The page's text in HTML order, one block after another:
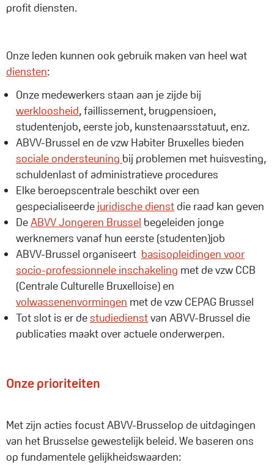
profit diensten.
Onze leden kunnen ook gebruik maken van heel wat
diensten:
Onze medewerkers staan aan je zijde bij
werkloosheid, faillissement, brugpensioen,
studentenjob, eerste job, kunstenaarsstatuut, enz.
ABVV-Brussel en de vzw Habiter Bruxelles bieden
sociale ondersteuning bij problemen met huisvesting,
schuldenlast of administratieve procedures
Elke beroepscentrale beschikt over een
gespecialiseerde juridische dienstdie raad kan geven
DeABVV Jongeren Brussel begeleiden jonge
werknemers vanaf hun eerste (studenten)job
ABVV-Brussel organiseert basisopleidingen voor
socio-professionnele inschakeling met de vzw CCB
(Centrale Culturelle Bruxelloise) en
volwassenenvormingen met de vzw CEPAG Brussel
Tot slot is er destudiedienstvan ABVV-Brussel die
publicaties maakt over actuele onderwerpen.
Onze prioriteiten
Met zijn acties focust ABVV-Brusselop de uitdagingen
van het Brusselse gewestelijk beleid. We baseren ons
op fundamentele gelijkheidswaarden: